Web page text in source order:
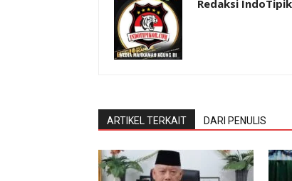
Redaksi
ARTIKEL TERKAIT DARI PENULIS